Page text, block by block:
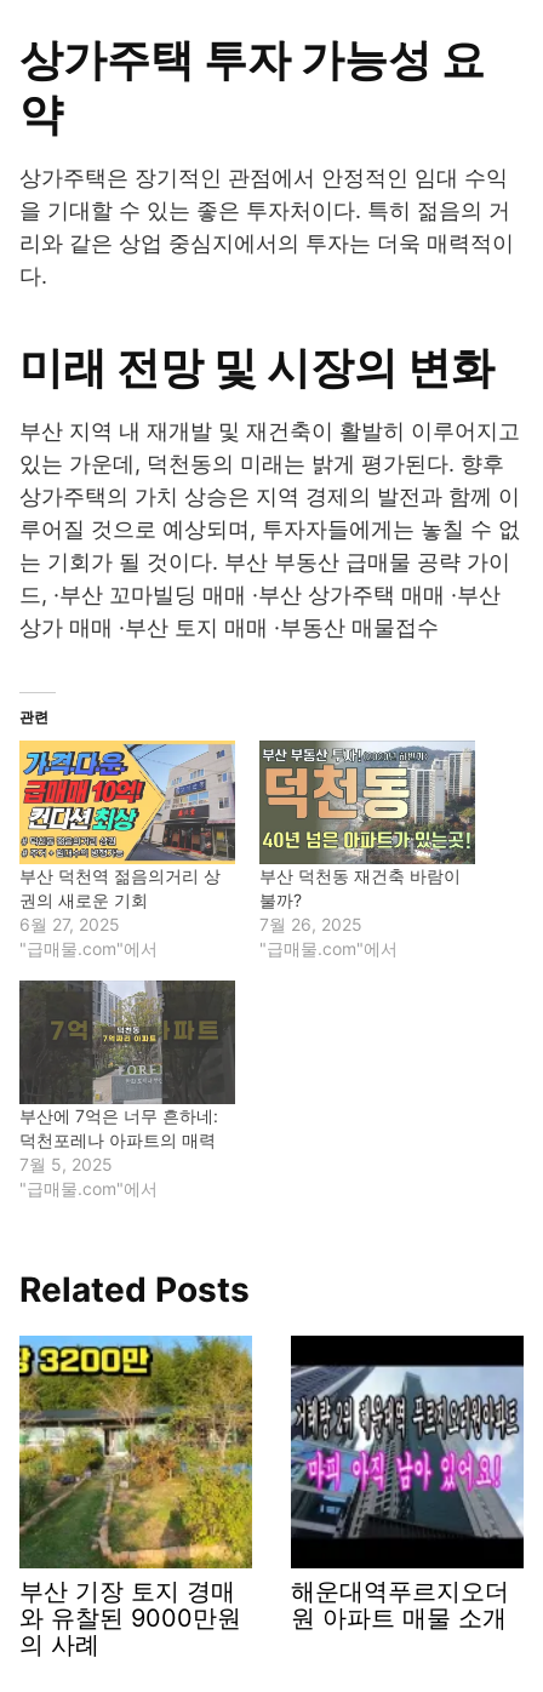
상가주택 투자 가능성 요
약
상가주택은 장기적인 관점에서 안정적인 임대 수익
을 기대할 수 있는 좋은 투자처이다. 특히 젊음의 거
리와 같은 상업 중심지에서의 투자는 더욱 매력적이
다.
미래 전망 및 시장의 변화
부산 지역 내 재개발 및 재건축이 활발히 이루어지고
있는 가운데, 덕천동의 미래는 밝게 평가된다. 향후
상가주택의 가치 상승은 지역 경제의 발전과 함께 이
루어질 것으로 예상되며, 투자자들에게는 놓칠 수 없
는 기회가 될 것이다. 부산 부동산 급매물 공략 가이
드, ·부산 꼬마빌딩 매매 ·부산 상가주택 매매 ·부산
상가 매매 ·부산 토지 매매 ·부동산 매물접수
관련
부산 덕천역 젊음의거리 상
권의 새로운 기회
6월 27, 2025
"급매물.com"에서
부산 덕천동 재건축 바람이
불까?
7월 26, 2025
"급매물.com"에서
부산에 7억은 너무 흔하네:
덕천포레나 아파트의 매력
7월 5, 2025
"급매물.com"에서
Related Posts
부산 기장 토지 경매
와 유찰된 9000만원
의 사례
해운대역푸르지오더
원 아파트 매물 소개